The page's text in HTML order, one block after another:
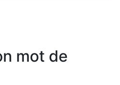
mot de